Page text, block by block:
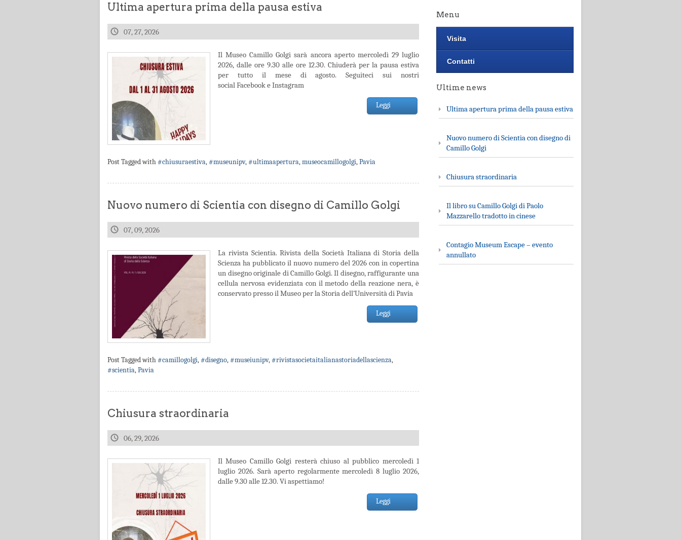
Ultima apertura prima della pausa estiva
07, 27, 2026
Il Museo Camillo Golgi sarà ancora aperto mercoledì 29 luglio
2026, dalle ore 9.30 alle ore 12.30. Chiuderà per la pausa estiva
per tutto il mese di agosto. Seguiteci sui nostri
social Facebook e Instagram
Leggi
Post Tagged with#chiusuraestiva,#museunipv,#ultimaapertura,museocamillogolgi,Pavia
Nuovo numero di Scientia con disegno di Camillo Golgi
07, 09, 2026
La rivista Scientia. Rivista della Società Italiana di Storia della
Scienza ha pubblicato il nuovo numero del 2026 con in copertina
un disegno originale di Camillo Golgi. Il disegno, raffigurante una
cellula nervosa evidenziata con il metodo della reazione nera, è
conservato presso il Museo per la Storia dell’Università di Pavia
Leggi
Post Tagged with#camillogolgi,#disegno,#museiunipv,#rivistasocietaitalianastoriadellascienza,
#scientia,Pavia
Chiusura straordinaria
06, 29, 2026
Il Museo Camillo Golgi resterà chiuso al pubblico mercoledì 1
luglio 2026. Sarà aperto regolarmente mercoledì 8 luglio 2026,
dalle 9.30 alle 12.30. Vi aspettiamo!
Leggi
Menu
Visita
Contatti
Ultime news
Ultima apertura prima della pausa estiva
Nuovo numero di Scientia con disegno di
Camillo Golgi
Chiusura straordinaria
Il libro su Camillo Golgi di Paolo
Mazzarello tradotto in cinese
Contagio Museum Escape – evento
annullato